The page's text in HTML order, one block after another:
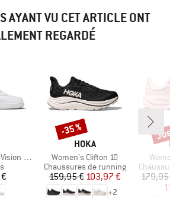
AYANT VU CET ARTICLE ONT
REGARDÉ
Nature
group
MARQUE
HOKA
Article
Women's Clifton 10
Product group
Chaussures de running
Prix
159,95 €Prix réduit
103,97 €
+2
Remise
-35 %
Article
Product